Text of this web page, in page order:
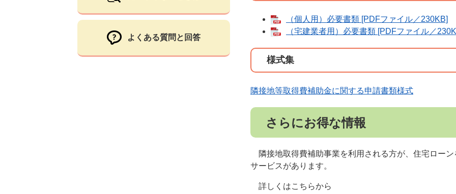
（個人用）必要書類 [PDFファイル／230KB]
（宅建業者用）必要書類 [PDFファイル／
様式集
隣接地等取得費補助金に関する申請書類様式
さらにお得な情報
隣接地取得費補助事業を利用される方が、住宅ロー
サービスがあります。
詳しくはこちらから
よくある質問と回答